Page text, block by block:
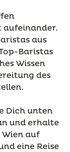
aufeinander.
aus
Baristas
Wissen
des
Dich unten
und erhalte
Wien auf
eine Reise